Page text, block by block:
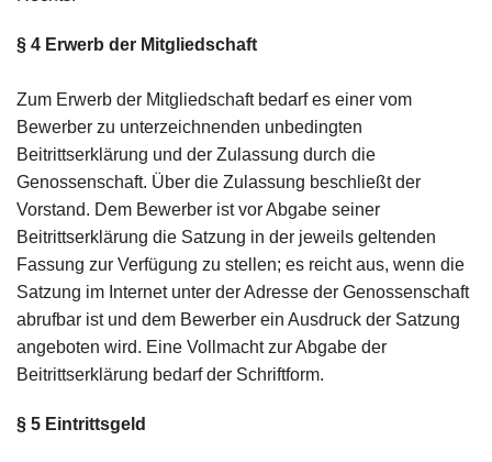
§ 4 Erwerb der Mitgliedschaft
Zum Erwerb der Mitgliedschaft bedarf es einer vom
Bewerber zu unterzeichnenden unbedingten
Beitrittserklärung und der Zulassung durch die
Genossenschaft. Über die Zulassung beschließt der
Vorstand. Dem Bewerber ist vor Abgabe seiner
Beitrittserklärung die Satzung in der jeweils geltenden
Fassung zur Verfügung zu stellen; es reicht aus, wenn die
Satzung im Internet unter der Adresse der Genossenschaft
abrufbar ist und dem Bewerber ein Ausdruck der Satzung
angeboten wird. Eine Vollmacht zur Abgabe der
Beitrittserklärung bedarf der Schriftform.
§ 5 Eintrittsgeld